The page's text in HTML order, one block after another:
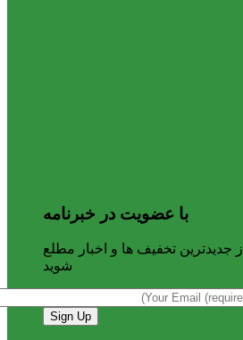
با عضویت در خبرنامه
از جدیدترین تخفیف ها و اخبار مطلع
شوید